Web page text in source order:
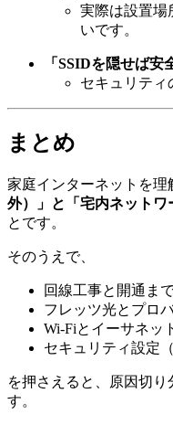
実際は設置場
いです。
「SSIDを隠せば安
セキュリティ
まとめ
家庭インターネットを理
外）」と「宅内ネット
とです。
そのうえで、
回線工事と開通ま
フレッツ光とプロ
Wi-Fiとイーサネッ
セキュリティ設定
を押さえると、原因切
す。